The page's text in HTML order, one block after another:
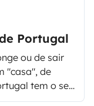
Portugal
ou de sair
"casa", de
tem o seu
rurais